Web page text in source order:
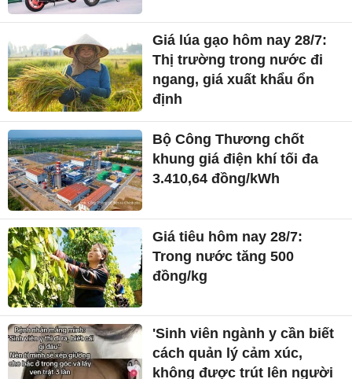
Giá lúa gạo hôm nay 28/7:
Thị trường trong nước đi
ngang, giá xuất khẩu ổn
định
Bộ Công Thương chốt
khung giá điện khí tối đa
3.410,64 đồng/kWh
Giá tiêu hôm nay 28/7:
Trong nước tăng 500
đồng/kg
'Sinh viên ngành y cần biết
cách quản lý cảm xúc,
không được trút lên người